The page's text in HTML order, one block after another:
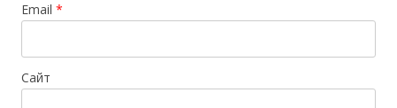
Email *
Сайт